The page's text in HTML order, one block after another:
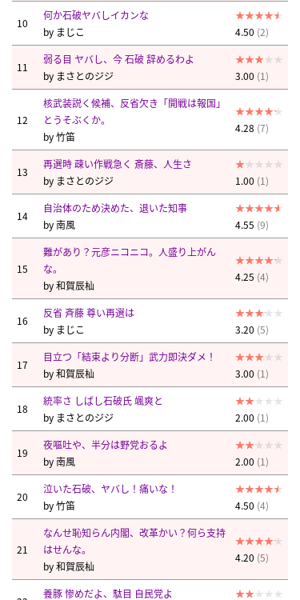
10
何か石破ヤバしイカンな
by まじこ 4.50 (2)
11
弱る目 ヤバし、今 石破 辞めるわよ
by まさとのジジ 3.00 (1)
12
核武装説く候補、反省欠き「開戦は報国」
とうそぶくか。
by竹笛
4.28 (7)
13
再選時 疎い作戦急く 斎藤、人生さ
by まさとのジジ 1.00 (1)
14
自治体のため決めた、退いた知事
by南風 4.55 (9)
15
難があり？元彦ニコニコ。人盛り上がん
な。
by和賀辰杣
4.25 (4)
16
反省 斉藤 尊い再選は
by まじこ 3.20 (5)
17
目立つ「結束より分断」武力即決ダメ！
by和賀辰杣 3.00 (1)
18
統率さ しばし石破氏 颯爽と
by まさとのジジ 2.00 (1)
19
夜嘔吐や、半分は野党おるよ
by南風 2.00 (1)
20
泣いた石破、ヤバし！痛いな！
by竹笛 4.50 (4)
21
なんせ恥知らん内閣、改革かい？何ら支持
はせんな。
by和賀辰杣
4.20 (5)
養豚 惨めだよ、駄目 自民党よ